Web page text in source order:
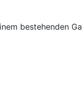
bestehenden